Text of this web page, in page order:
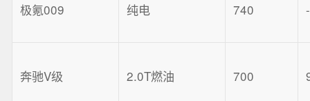
极氪009 纯电 740 -
奔驰V级 2.0T燃油 700